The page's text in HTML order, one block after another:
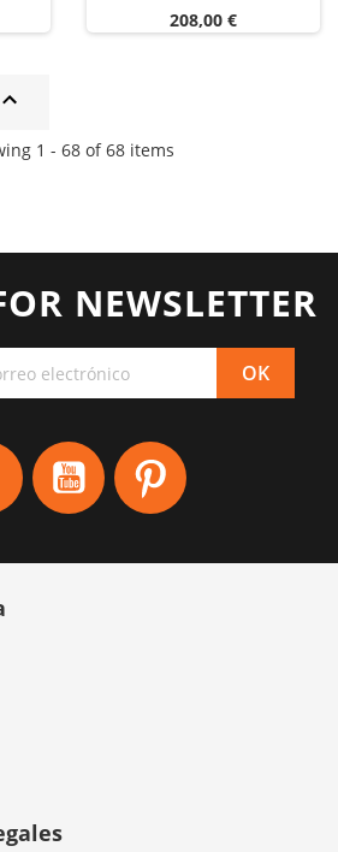
Precio
208,00 €
1 - 68 of 68 items
NEWSLETTER
Facebook YouTube